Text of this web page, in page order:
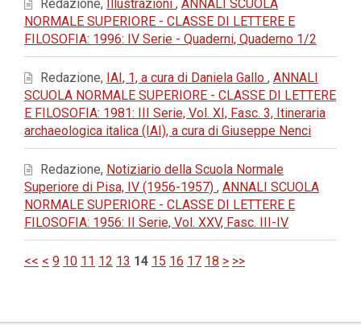
Redazione, Illustrazioni , ANNALI SCUOLA
NORMALE SUPERIORE - CLASSE DI LETTERE E
FILOSOFIA: 1996: IV Serie - Quaderni, Quaderno 1/2
Redazione, IAI, 1, a cura di Daniela Gallo , ANNALI
SCUOLA NORMALE SUPERIORE - CLASSE DI LETTERE
E FILOSOFIA: 1981: III Serie, Vol. XI, Fasc. 3, Itineraria
archaeologica italica (IAI), a cura di Giuseppe Nenci
Redazione, Notiziario della Scuola Normale
Superiore di Pisa, IV (1956-1957) , ANNALI SCUOLA
NORMALE SUPERIORE - CLASSE DI LETTERE E
FILOSOFIA: 1956: II Serie, Vol. XXV, Fasc. III-IV
<< < 9 10 11 12 13 14 15 16 17 18 > >>